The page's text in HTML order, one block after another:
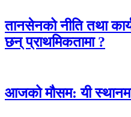
तानसेनको नीति तथा
छन् प्राथमिकतामा ?
आजको मौसम: यी स्थानमा